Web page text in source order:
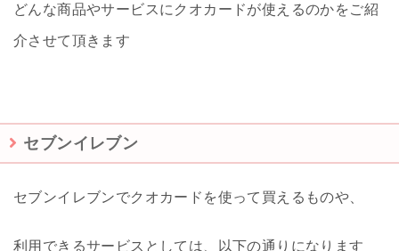
どんな商品やサービスにクオカードが使えるのかをご紹
介させて頂きます
セブンイレブン
セブンイレブンでクオカードを使って買えるものや、
利用できるサービスとしては、以下の通りになります